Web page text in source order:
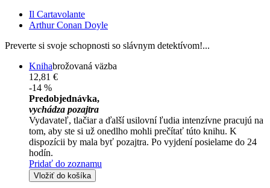
Il Cartavolante
Arthur Conan Doyle
Preverte si svoje schopnosti so slávnym detektívom!...
Knihabrožovaná väzba
12,81 €
-14 %
Predobjednávka,
vychádza pozajtra
Vydavateľ, tlačiar a ďalší usilovní ľudia intenzívne pracujú na
tom, aby ste si už onedlho mohli prečítať túto knihu. K
dispozícii by mala byť pozajtra. Po vyjdení posielame do 24
hodín.
Pridať do zoznamu
Vložiť do košíka